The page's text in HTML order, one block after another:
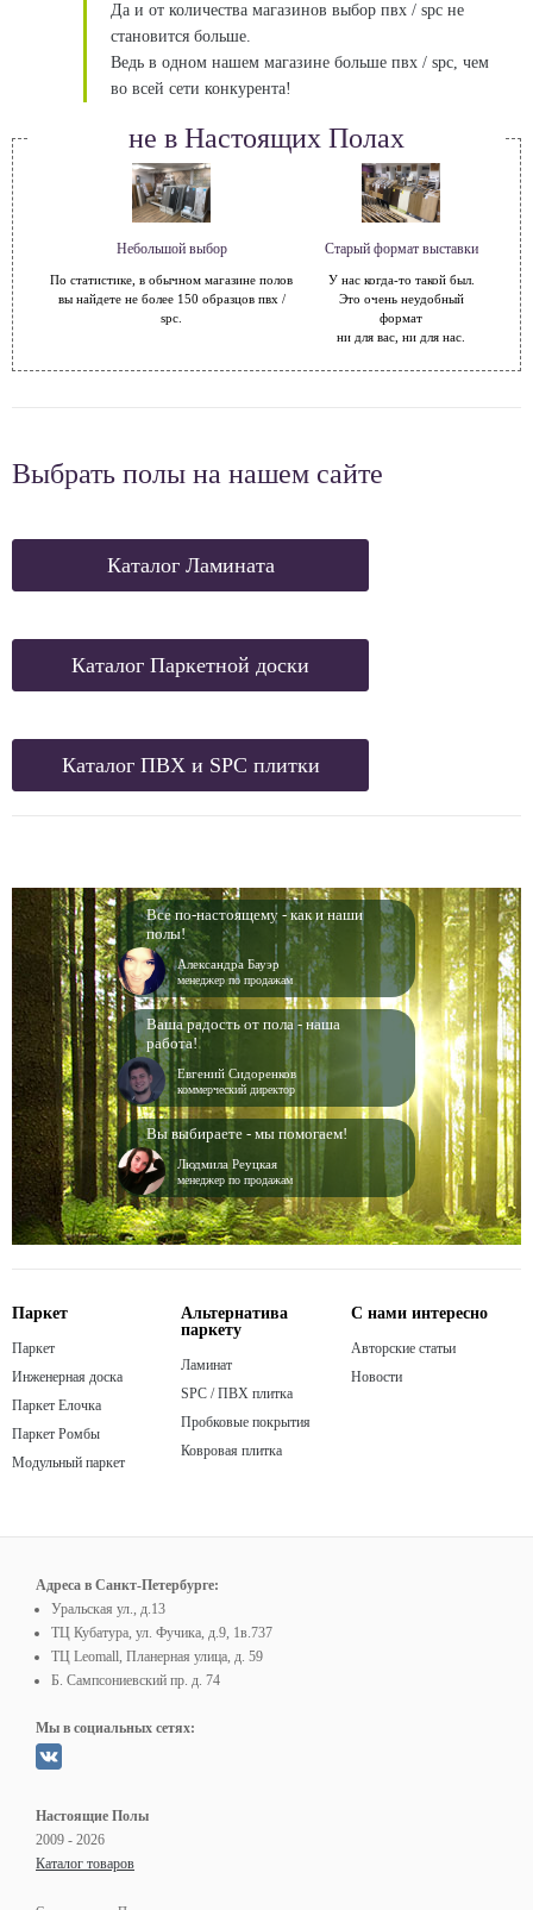
Да и от количества магазинов выбор пвх / spc не
становится больше.
Ведь в одном нашем магазине больше пвх / spc, чем
во всей сети конкурента!
не в Настоящих Полах
Небольшой выбор
По статистике, в обычном магазине полов
вы найдете не более 150 образцов пвх /
spc.
Старый формат выставки
У нас когда-то такой был.
Это очень неудобный
формат
ни для вас, ни для нас.
Выбрать полы на нашем сайте
Каталог Ламината
Каталог Паркетной доски
Каталог ПВХ и SPC плитки
Все по-настоящему - как и наши
полы!
Александра Бауэр
менеджер по продажам
Ваша радость от пола - наша
работа!
Евгений Сидоренков
коммерческий директор
Вы выбираете - мы помогаем!
Людмила Реуцкая
менеджер по продажам
Паркет
Паркет
Инженерная доска
Паркет Елочка
Паркет Ромбы
Модульный паркет
Альтернатива
паркету
Ламинат
SPC / ПВХ плитка
Пробковые покрытия
Ковровая плитка
С нами интересно
Авторские статьи
Новости
Адреса в Санкт-Петербурге:
Уральская ул., д.13
ТЦ Кубатура, ул. Фучика, д.9, 1в.737
ТЦ Leomall, Планерная улица, д. 59
Б. Сампсониевский пр. д. 74
Мы в социальных сетях:
Настоящие Полы
2009 - 2026
Каталог товаров